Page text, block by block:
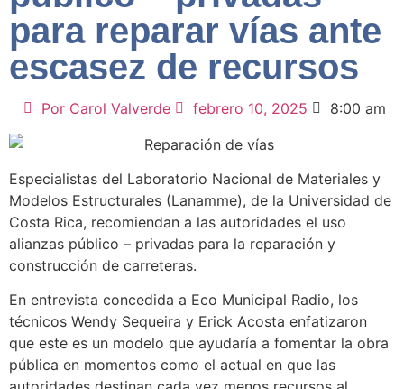
para reparar vías ante
escasez de recursos
PorCarol Valverde febrero 10, 2025 8:00 am
Especialistas del Laboratorio Nacional de Materiales y
Modelos Estructurales (Lanamme), de la Universidad de
Costa Rica, recomiendan a las autoridades el uso
alianzas público – privadas para la reparación y
construcción de carreteras.
En entrevista concedida a Eco Municipal Radio, los
técnicos Wendy Sequeira y Erick Acosta enfatizaron
que este es un modelo que ayudaría a fomentar la obra
pública en momentos como el actual en que las